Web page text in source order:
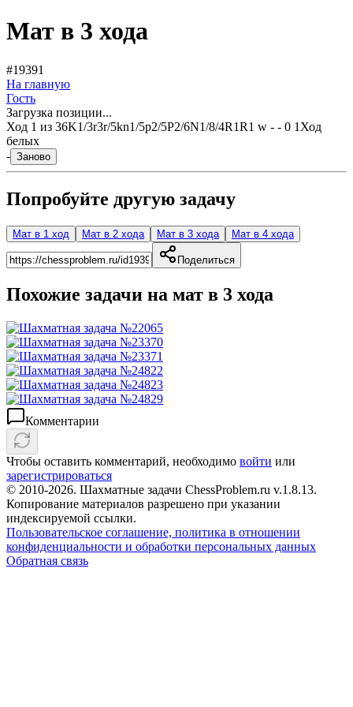
Мат в 3 хода
#19391
На главную
Гость
Загрузка позиции...
Ход 1 из 36K1/3r3r/5kn1/5p2/5P2/6N1/8/4R1R1 w - - 0 1 Ход
белых
- Заново
Попробуйте другую задачу
Мат в 1 ход Мат в 2 хода Мат в 3 хода Мат в 4 хода
Поделиться
Похожие задачи на мат в 3 хода
Комментарии
Чтобы оставить комментарий, необходимо войти или
зарегистрироваться
© 2010-2026. Шахматные задачи ChessProblem.ru v.1.8.13.
Копирование материалов разрешено при указании
индексируемой ссылки.
Пользовательское соглашение, политика в отношении
конфиденциальности и обработки персональных данных
Обратная связь